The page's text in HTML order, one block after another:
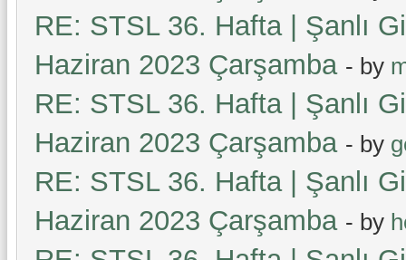
RE: STSL 36. Hafta | Şanlı
Haziran 2023 Çarşamba - by
RE: STSL 36. Hafta | Şanlı
Haziran 2023 Çarşamba - by
RE: STSL 36. Hafta | Şanlı
Haziran 2023 Çarşamba - by